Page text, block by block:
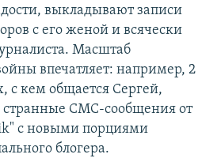
выкладывают записи
с его женой и всячески
Масштаб
впечатляет: например, 2
с кем общается Сергей,
странные СМС-сообщения от
c новыми порциями
блогера.